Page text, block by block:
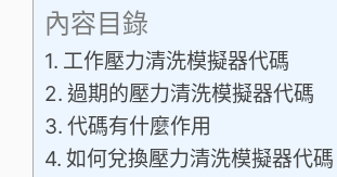
內容目錄
工作壓力清洗模擬器代碼
過期的壓力清洗模擬器代碼
代碼有什麼作用
如何兌換壓力清洗模擬器代碼